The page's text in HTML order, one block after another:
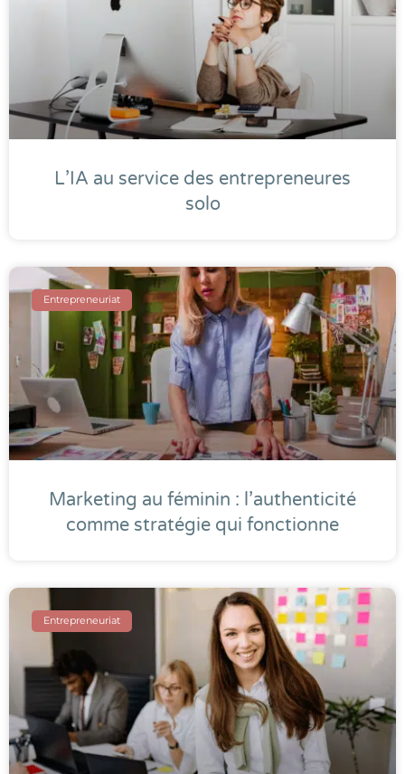
L’IA au service des entrepreneures
solo
Entrepreneuriat
Marketing au féminin : l’authenticité
comme stratégie qui fonctionne
Entrepreneuriat